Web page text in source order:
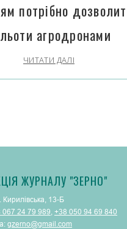
потрібно
агродронами
ЧИТАТИ ДАЛІ
ЖУРНАЛУ "ЗЕРНО"
Кирилівська, 13-Б
067 24 79 989, +38 050 94 69 840
gzerno@gmail.com